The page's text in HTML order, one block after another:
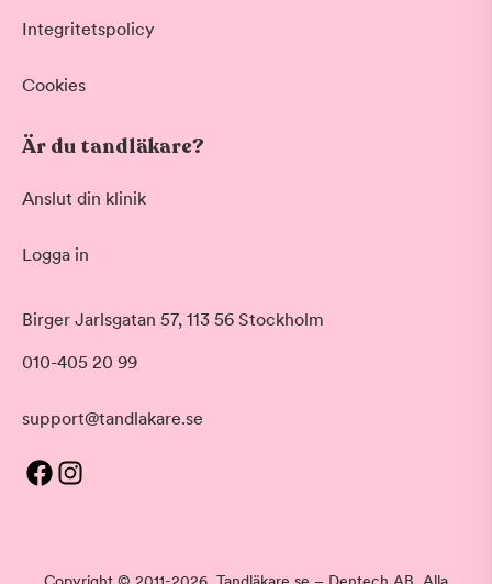
Integritetspolicy
Cookies
Är du tandläkare?
Anslut din klinik
Logga in
Birger Jarlsgatan 57, 113 56 Stockholm
010-405 20 99
support@tandlakare.se